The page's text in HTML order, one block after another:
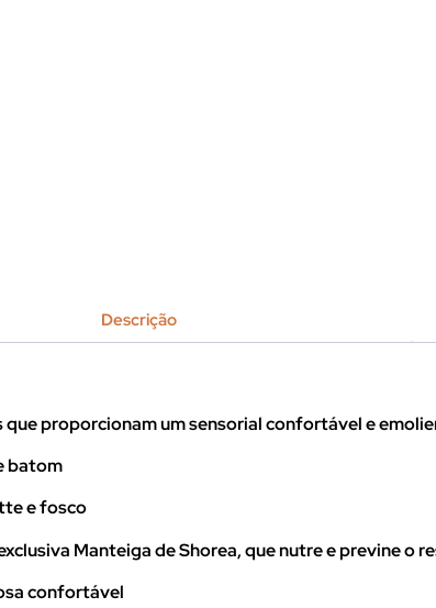
Descrição
proporcionam um sensorial confortável e
batom
e fosco
Manteiga de Shorea, que nutre e previne o
confortável